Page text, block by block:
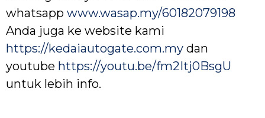
whatsapp www.wasap.my/60182079198
Anda juga ke website kami
https://kedaiautogate.com.my dan
youtube https://youtu.be/fm2Itj0BsgU
untuk lebih info.